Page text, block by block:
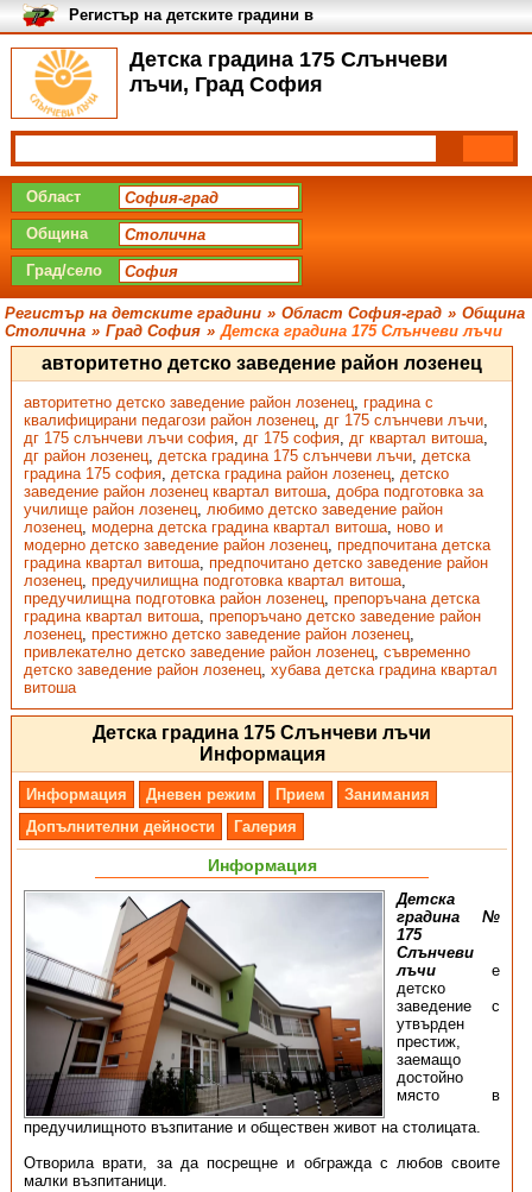
Детска градина 175 Слънчеви
лъчи, Град София
Регистър на детските градини в
България
Област
Община
Град/село
Регистър на детските градини » Област София-град » Община
Столична » Град София » Детска градина 175 Слънчеви лъчи
авторитетно детско заведение район лозенец
авторитетно детско заведение район лозенец, градина с
квалифицирани педагози район лозенец, дг 175 слънчеви лъчи,
дг 175 слънчеви лъчи софия, дг 175 софия, дг квартал витоша,
дг район лозенец, детска градина 175 слънчеви лъчи, детска
градина 175 софия, детска градина район лозенец, детско
заведение район лозенец квартал витоша, добра подготовка за
училище район лозенец, любимо детско заведение район
лозенец, модерна детска градина квартал витоша, ново и
модерно детско заведение район лозенец, предпочитана детска
градина квартал витоша, предпочитано детско заведение район
лозенец, предучилищна подготовка квартал витоша,
предучилищна подготовка район лозенец, препоръчана детска
градина квартал витоша, препоръчано детско заведение район
лозенец, престижно детско заведение район лозенец,
привлекателно детско заведение район лозенец, съвременно
детско заведение район лозенец, хубава детска градина квартал
витоша
Детска градина 175 Слънчеви лъчи
Информация
Информация Дневен режим Прием
Занимания
Допълнителни дейности
Галерия
Информация
Детска
градина №
175
Слънчеви
лъчиe
детско
заведение с
утвърден
престиж,
заемащо
достойно
място в
предучилищното възпитание и обществен живот на столицата.
Отворила врати, за да посрещне и обгражда с любов своите
малки възпитаници.